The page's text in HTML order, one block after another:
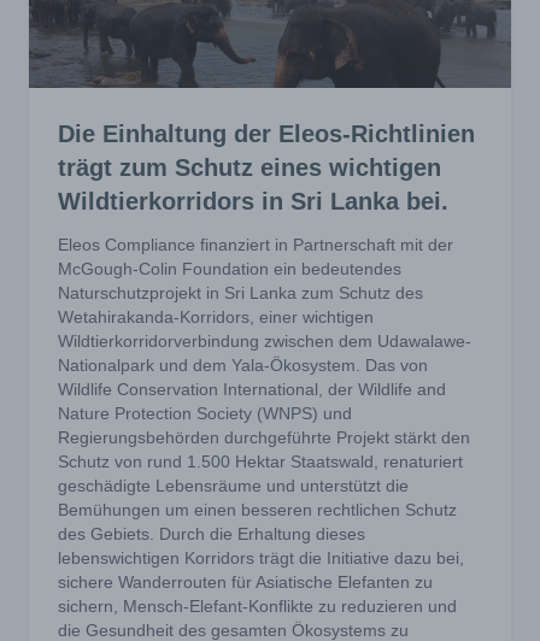
Die Einhaltung der Eleos-Richtlinien
trägt zum Schutz eines wichtigen
Wildtierkorridors in Sri Lanka bei.
Eleos Compliance finanziert in Partnerschaft mit der
McGough-Colin Foundation ein bedeutendes
Naturschutzprojekt in Sri Lanka zum Schutz des
Wetahirakanda-Korridors, einer wichtigen
Wildtierkorridorverbindung zwischen dem Udawalawe-
Nationalpark und dem Yala-Ökosystem. Das von
Wildlife Conservation International, der Wildlife and
Nature Protection Society (WNPS) und
Regierungsbehörden durchgeführte Projekt stärkt den
Schutz von rund 1.500 Hektar Staatswald, renaturiert
geschädigte Lebensräume und unterstützt die
Bemühungen um einen besseren rechtlichen Schutz
des Gebiets. Durch die Erhaltung dieses
lebenswichtigen Korridors trägt die Initiative dazu bei,
sichere Wanderrouten für Asiatische Elefanten zu
sichern, Mensch-Elefant-Konflikte zu reduzieren und
die Gesundheit des gesamten Ökosystems zu